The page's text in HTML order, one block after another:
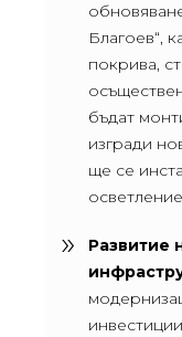
Благоев“,
покрива,
бъдат
изгради
ще се
Развитие